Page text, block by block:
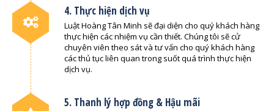
4. Thực hiện dịch vụ
Luật Hoàng Tân Minh sẽ đại diện cho quý khách hàng
thực hiện các nhiệm vụ cần thiết. Chúng tôi sẽ cử
chuyên viên theo sát và tư vấn cho quý khách hàng
các thủ tục liên quan trong suốt quá trình thực hiện
dịch vụ.
5. Thanh lý hợp đồng & Hậu mãi